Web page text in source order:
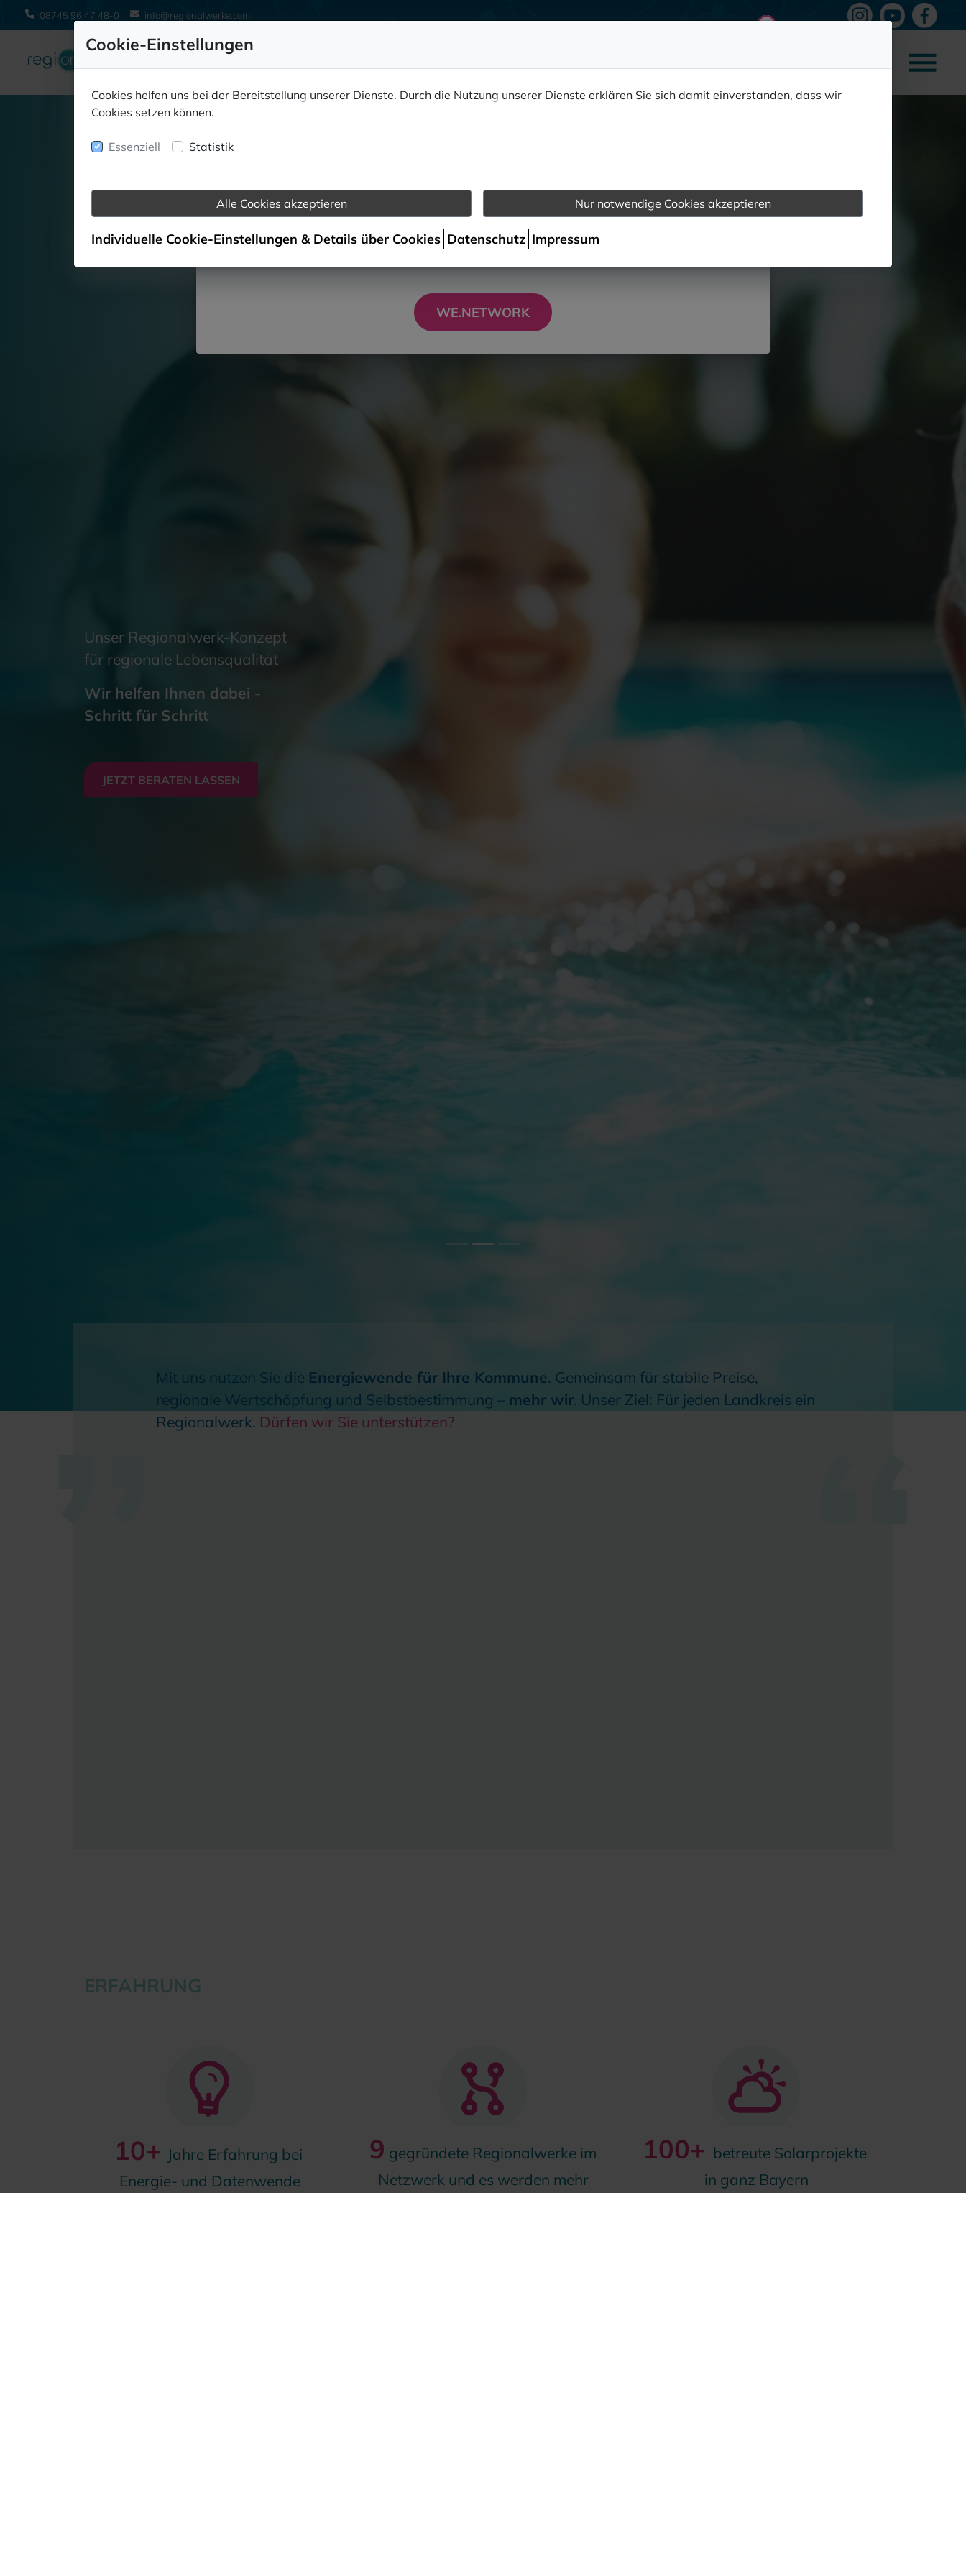
08745 96 47 48-0 info@regionalwerke.com
Unser Regionalwerk-Konzept
für regionale Lebensqualität
Wir helfen Ihnen dabei -
Schritt für Schritt
JETZT BERATEN LASSEN
Mit uns nutzen Sie die Energiewende für Ihre Kommune. Gemeinsam für stabile Preise,
regionale Wertschöpfung und Selbstbestimmung – mehr wir. Unser Ziel: Für jeden Landkreis ein
Regionalwerk. Dürfen wir Sie unterstützen?
ERFAHRUNG
10+ Jahre Erfahrung bei
Energie- und Datenwende
9 gegründete Regionalwerke im
Netzwerk und es werden mehr
100+ betreute Solarprojekte
in ganz Bayern
Aktuelles zu uns finden Sie ab sofort auf we.network.
Besuchen Sie uns jetzt auch auf we.network und bleiben Sie mit uns in
Verbindung.
WE.NETWORK
Cookie-Einstellungen
Cookies helfen uns bei der Bereitstellung unserer Dienste. Durch die Nutzung unserer Dienste erklären Sie sich damit einverstanden, dass wir
Cookies setzen können.
Essenziell Statistik
Alle Cookies akzeptieren Nur notwendige Cookies akzeptieren
Individuelle Cookie-Einstellungen & Details über Cookies Datenschutz Impressum